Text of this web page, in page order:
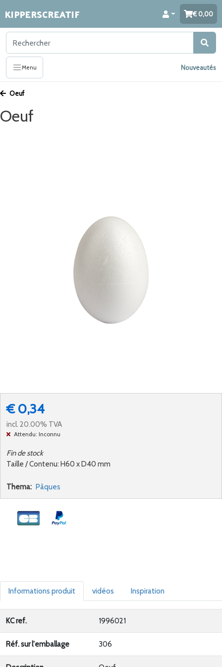
KIPPERSCREATIF 0,00
Menu Nouveautés
Oeuf
Oeuf
Taille / Contenu: H60 x D40 mm
Fin de stock
€ 0,34
incl. 20.00% TVA
Attendu: Inconnu
Thema: Pâques
Informations produit vidéos Inspiration
KC ref. 1996021
Réf. sur l'emballage 306